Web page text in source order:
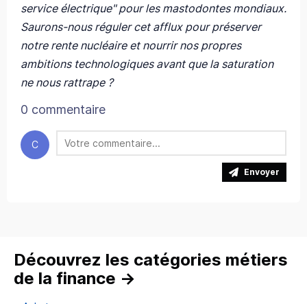
service électrique" pour les mastodontes mondiaux.
Saurons-nous réguler cet afflux pour préserver
notre rente nucléaire et nourrir nos propres
ambitions technologiques avant que la saturation
ne nous rattrape ?
0 commentaire
C
Envoyer
Découvrez les catégories métiers
de la finance →